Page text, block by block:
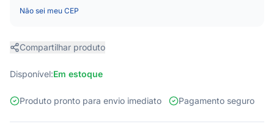
Não sei meu CEP
Compartilhar produto
Disponível:Em estoque
Produto pronto para envio imediato Pagamento seguro